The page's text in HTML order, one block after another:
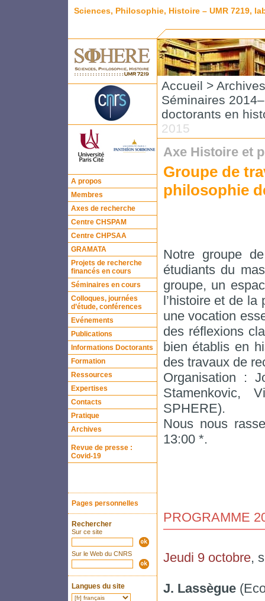
Sciences, Philosophie, Histoire – UMR 7219,
A propos
Membres
Axes de recherche
Centre CHSPAM
Centre CHPSAA
GRAMATA
Projets de recherche
financés en cours
Séminaires en cours
Colloques, journées
d’étude, conférences
Evénements
Publications
Informations Doctorants
Formation
Ressources
Expertises
Contacts
Pratique
Archives
Revue de presse :
Covid-19
Pages personnelles
Rechercher
Sur ce site
Sur le Web du CNRS
Langues du site
Accueil > Archives
Séminaires
doctorants en
2015
Axe Histoire et
Groupe de
philosophie
Notre groupe
étudiants du
groupe, un
l’histoire et de
une vocation
des réflexions
bien établis en
des travaux de
Organisation :
Stamenkovic,
SPHERE).
Nous nous
13:00 *.
PROGRAMME
Jeudi 9 octobre,
J. Lassègue